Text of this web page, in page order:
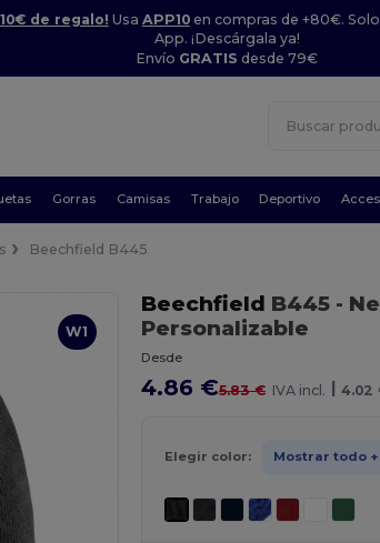
de regalo! Usa APP10en compras de +80€.
App. ¡Descárgala ya!
Envío GRATIS desde 79€
Gorras Camisas Trabajo Deportivo
Beechfield B445
W1
Beechfield B445 -
Personalizable
Desde
4.86 €5.83 € IVA incl. | 4.02
Elegir color: Mostrar todo